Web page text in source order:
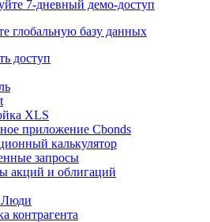
7-дневный демо-доступ
глобальную базу данных
доступ
XLS
приложение Cbonds
калькулятор
запросы
акций и облигаций
Люди
контрагента